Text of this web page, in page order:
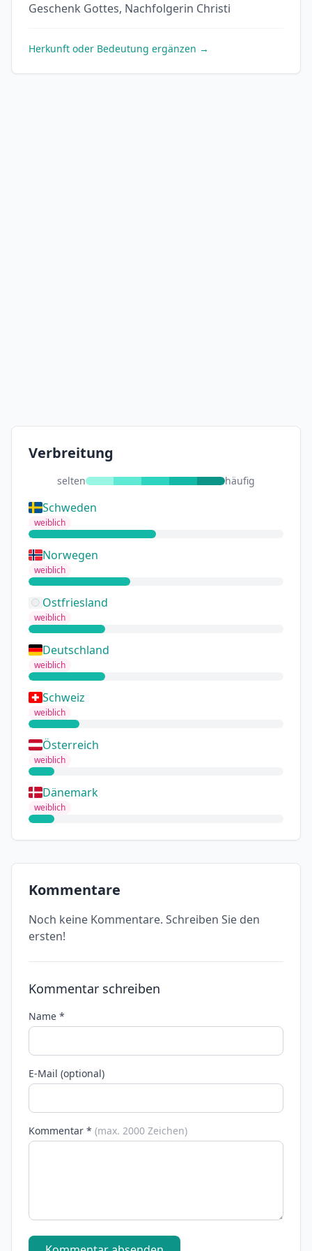
Geschenk Gottes, Nachfolgerin Christi
Herkunft oder Bedeutung ergänzen →
Verbreitung
selten häufig
Schweden
weiblich
Norwegen
weiblich
Ostfriesland
weiblich
Deutschland
weiblich
Schweiz
weiblich
Österreich
weiblich
Dänemark
weiblich
Kommentare
Noch keine Kommentare. Schreiben Sie den
ersten!
Kommentar schreiben
Name *
E-Mail (optional)
Kommentar * (max. 2000 Zeichen)